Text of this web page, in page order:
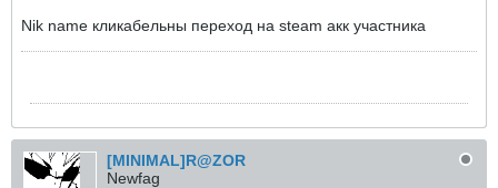
Nik name кликабельны переход на steam акк участника
[MINIMAL]R@ZOR
Newfag